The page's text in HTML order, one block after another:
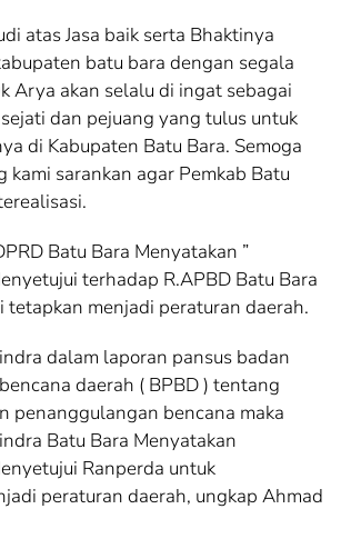
atas Jasa baik serta Bhaktinya
batu bara dengan segala
Arya akan selalu di ingat sebagai
dan pejuang yang tulus untuk
di Kabupaten Batu Bara. Semoga
kami sarankan agar Pemkab Batu
Batu Bara Menyatakan ”
terhadap R.APBD Batu Bara
tetapkan menjadi peraturan daerah.
dalam laporan pansus badan
daerah ( BPBD ) tentang
penanggulangan bencana maka
Batu Bara Menyatakan
Ranperda untuk
peraturan daerah, ungkap Ahmad